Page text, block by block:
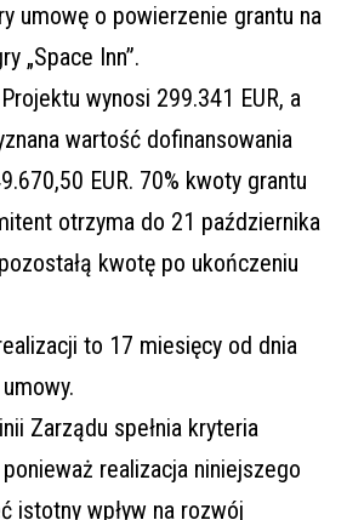
umowę o powierzenie grantu na
„Space Inn”.
wynosi 299.341 EUR, a
wartość dofinansowania
EUR. 70% kwoty grantu
otrzyma do 21 października
kwotę po ukończeniu
to 17 miesięcy od dnia
Zarządu spełnia kryteria
realizacja niniejszego
istotny wpływ na rozwój